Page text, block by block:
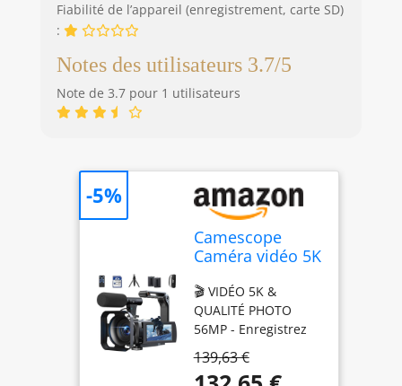
Fiabilité de l’appareil (enregistrement, carte SD)
:
Notes des utilisateurs 3.7/5
Note de 3.7 pour 1 utilisateurs
Camescope
Caméra vidéo 5K
camera youtube
Zoom
numérique 16X
caméscopes,
Écran tactile 3"
🎬 VIDÉO 5K &
QUALITÉ PHOTO
56MP - Enregistrez
époustouflantes à
139,63 €
-5%